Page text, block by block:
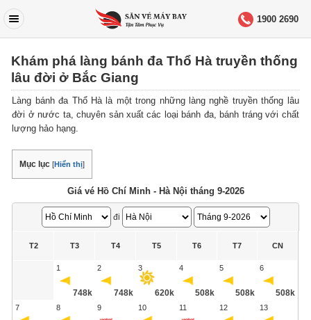
1900 2690
Khám phá làng bánh đa Thổ Hà truyền thống
lâu đời ở Bắc Giang
Làng bánh đa Thổ Hà là một trong những làng nghề truyền thống lâu
đời ở nước ta, chuyên sản xuất các loại bánh đa, bánh tráng với chất
lượng hảo hạng.
Mục lục [Hiển thị]
Giá vé Hồ Chí Minh - Hà Nội tháng 9-2026
đi
T2 T3 T4 T5 T6 T7 CN
1
748k
2
748k
3
620k
4
508k
5
508k
6
508k
7 8 9 10 11 12 13